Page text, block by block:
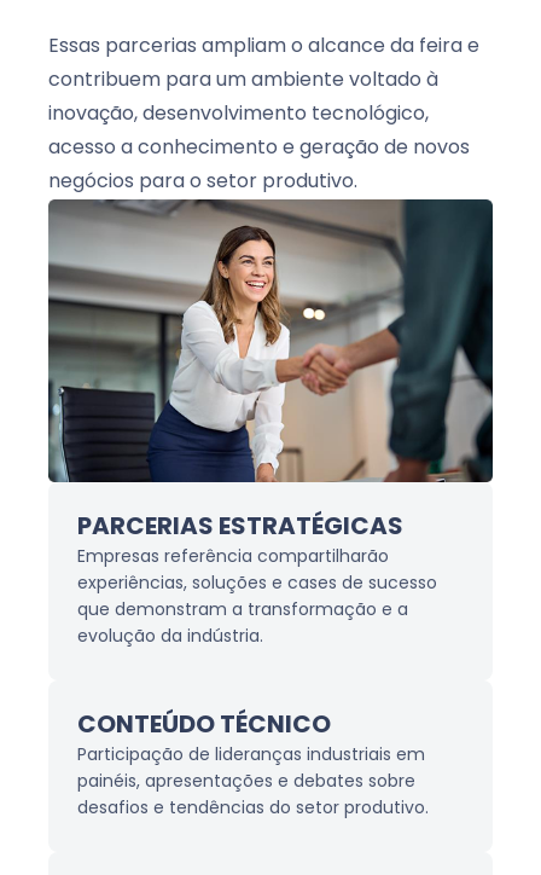
Essas parcerias ampliam o alcance da feira e
contribuem para um ambiente voltado à
inovação, desenvolvimento tecnológico,
acesso a conhecimento e geração de novos
negócios para o setor produtivo.
PARCERIAS ESTRATÉGICAS
Empresas referência compartilharão
experiências, soluções e cases de sucesso
que demonstram a transformação e a
evolução da indústria.
CONTEÚDO TÉCNICO
Participação de lideranças industriais em
painéis, apresentações e debates sobre
desafios e tendências do setor produtivo.